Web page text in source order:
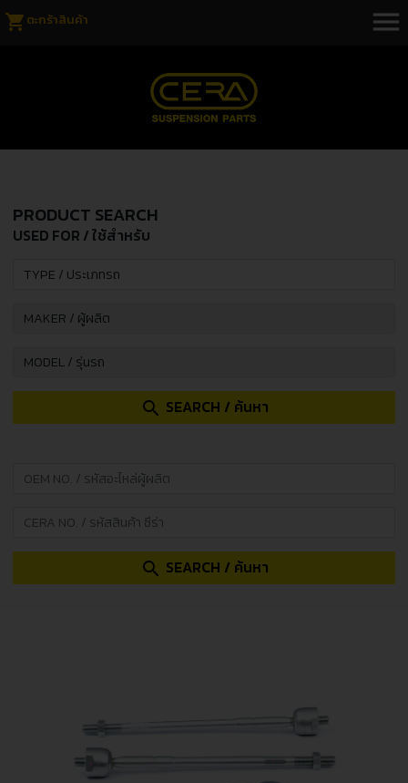
shopping_cart ตะกร้าสินค้า menu
PRODUCT SEARCH
USED FOR / ใช้สำหรับ
search SEARCH / ค้นหา
search SEARCH / ค้นหา